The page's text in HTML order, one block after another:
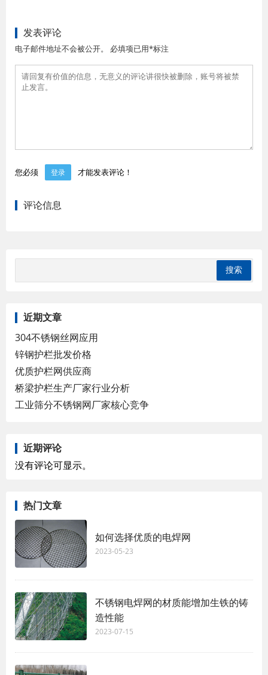
发表评论
电子邮件地址不会被公开。 必填项已用*标注
您必须 登录 才能发表评论！
评论信息
近期文章
304不锈钢丝网应用
锌钢护栏批发价格
优质护栏网供应商
桥梁护栏生产厂家行业分析
工业筛分不锈钢网厂家核心竞争
近期评论
没有评论可显示。
热门文章
如何选择优质的电焊网
2023-05-23
不锈钢电焊网的材质能增加生铁的铸
造性能
2023-07-15